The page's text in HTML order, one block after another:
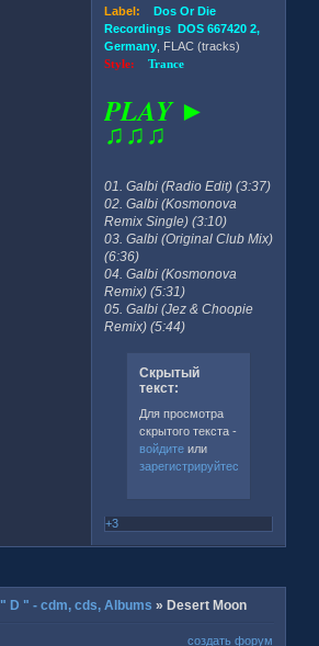
Label: Dos Or Die
Recordings DOS 667420 2,
Germany , FLAC (tracks)
Style:Trance
PLAY ►
♫♫♫
01. Galbi (Radio Edit) (3:37)
02. Galbi (Kosmonova
Remix Single) (3:10)
03. Galbi (Original Club Mix)
(6:36)
04. Galbi (Kosmonova
Remix) (5:31)
05. Galbi (Jez & Choopie
Remix) (5:44)
Скрытый
текст:
Для просмотра
скрытого текста -
войдитеили
зарегистрируйтесь
+3
" D " - cdm, cds, Albums » Desert Moon
создать форум